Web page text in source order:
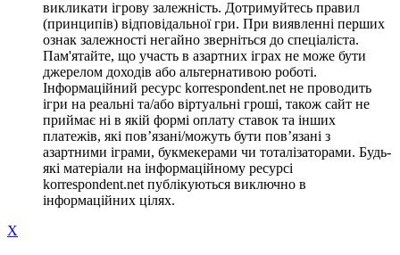
викликати ігрову залежність. Дотримуйтесь правил
(принципів) відповідальної гри. При виявленні перших
ознак залежності негайно зверніться до спеціаліста.
Пам'ятайте, що участь в азартних іграх не може бути
джерелом доходів або альтернативою роботі.
Інформаційний ресурс korrespondent.net не проводить
ігри на реальні та/або віртуальні гроші, також сайт не
приймає ні в якій формі оплату ставок та інших
платежів, які пов’язані/можуть бути пов’язані з
азартними іграми, букмекерами чи тоталізаторами. Будь-
які матеріали на інформаційному ресурсі
korrespondent.net публікуються виключно в
інформаційних цілях.
X